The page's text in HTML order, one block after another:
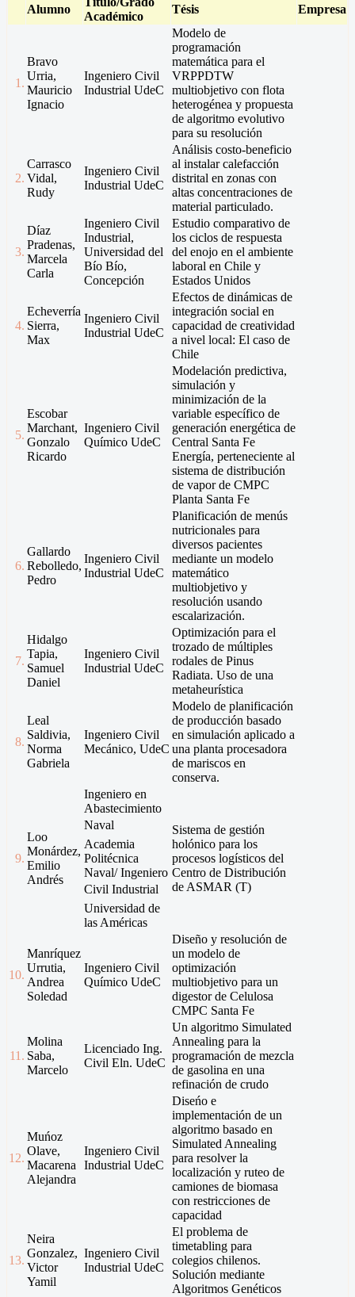
Alumno
Académico
Tésis Empresa
1.
Bravo
Urria,
Mauricio
Ignacio
Ingeniero Civil
Industrial UdeC
Modelo de
programación
matemática para el
VRPPDTW
multiobjetivo con flota
heterogénea y propuesta
de algoritmo evolutivo
para su resolución
2.
Carrasco
Vidal,
Rudy
Ingeniero Civil
Industrial UdeC
Análisis costo-beneficio
al instalar calefacción
distrital en zonas con
altas concentraciones de
material particulado.
3.
Díaz
Pradenas,
Marcela
Carla
Ingeniero Civil
Industrial,
Universidad del
Bío Bío,
Concepción
Estudio comparativo de
los ciclos de respuesta
del enojo en el ambiente
laboral en Chile y
Estados Unidos
4.
Echeverría
Sierra,
Max
Ingeniero Civil
Industrial UdeC
Efectos de dinámicas de
integración social en
capacidad de creatividad
a nivel local: El caso de
Chile
5.
Escobar
Marchant,
Gonzalo
Ricardo
Ingeniero Civil
Químico UdeC
Modelación predictiva,
simulación y
minimización de la
variable específico de
generación energética de
Central Santa Fe
Energía, perteneciente al
sistema de distribución
de vapor de CMPC
Planta Santa Fe
6.
Gallardo
Rebolledo,
Pedro
Ingeniero Civil
Industrial UdeC
Planificación de menús
nutricionales para
diversos pacientes
mediante un modelo
matemático
multiobjetivo y
resolución usando
escalarización.
7.
Hidalgo
Tapia,
Samuel
Daniel
Ingeniero Civil
Industrial UdeC
Optimización para el
trozado de múltiples
rodales de Pinus
Radiata. Uso de una
metaheurística
8.
Leal
Saldivia,
Norma
Gabriela
Ingeniero Civil
Mecánico, UdeC
Modelo de planificación
de producción basado
en simulación aplicado a
una planta procesadora
de mariscos en
conserva.
9.
Loo
Monárdez,
Emilio
Andrés
Ingeniero en
Abastecimiento
Naval 
Academia
Politécnica
Naval/ Ingeniero
Civil Industrial 
Universidad de
las Américas
Sistema de gestión
holónico para los
procesos logísticos del
Centro de Distribución
de ASMAR (T)
10.
Manríquez
Urrutia,
Andrea
Soledad
Ingeniero Civil
Químico UdeC
Diseño y resolución de
un modelo de
optimización
multiobjetivo para un
digestor de Celulosa
CMPC Santa Fe
11.
Molina
Saba,
Marcelo
Licenciado Ing.
Civil Eln. UdeC
Un algoritmo Simulated
Annealing para la
programación de mezcla
de gasolina en una
refinación de crudo
12.
Muńoz
Olave,
Macarena
Alejandra
Ingeniero Civil
Industrial UdeC
Diseńo e
implementación de un
algoritmo basado en
Simulated Annealing
para resolver la
localización y ruteo de
camiones de biomasa
con restricciones de
capacidad
13.
Neira
Gonzalez,
Victor
Yamil
Ingeniero Civil
Industrial UdeC
El problema de
timetabling para
colegios chilenos.
Solución mediante
Algoritmos Genéticos